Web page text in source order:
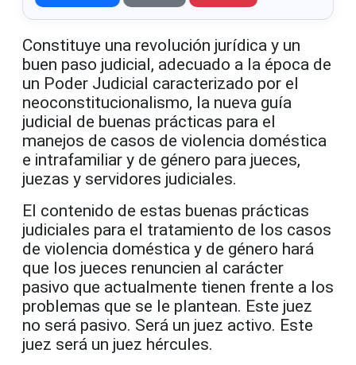
Constituye una revolución jurídica y un
buen paso judicial, adecuado a la época de
un Poder Judicial caracterizado por el
neoconstitucionalismo, la nueva guía
judicial de buenas prácticas para el
manejos de casos de violencia doméstica
e intrafamiliar y de género para jueces,
juezas y servidores judiciales.
El contenido de estas buenas prácticas
judiciales para el tratamiento de los casos
de violencia doméstica y de género hará
que los jueces renuncien al carácter
pasivo que actualmente tienen frente a los
problemas que se le plantean. Este juez
no será pasivo. Será un juez activo. Este
juez será un juez hércules.